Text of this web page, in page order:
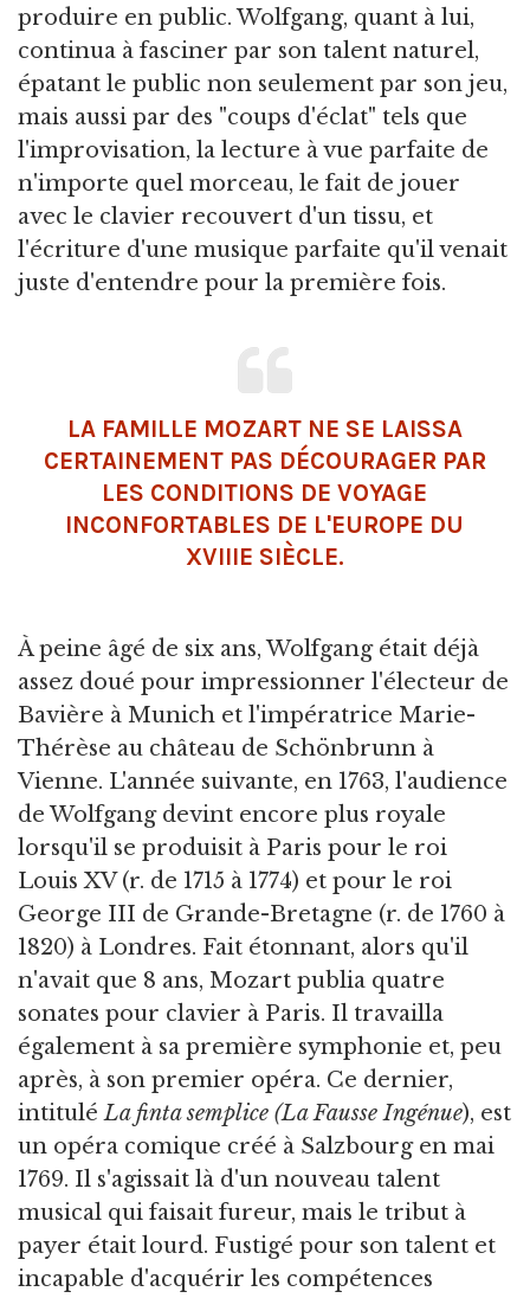
produire en public. Wolfgang, quant à lui,
continua à fasciner par son talent naturel,
épatant le public non seulement par son jeu,
mais aussi par des "coups d'éclat" tels que
l'improvisation, la lecture à vue parfaite de
n'importe quel morceau, le fait de jouer
avec le clavier recouvert d'un tissu, et
l'écriture d'une musique parfaite qu'il venait
juste d'entendre pour la première fois.
LA FAMILLE MOZART NE SE LAISSA
CERTAINEMENT PAS DÉCOURAGER PAR
LES CONDITIONS DE VOYAGE
INCONFORTABLES DE L'EUROPE DU
XVIIIE SIÈCLE.
À peine âgé de six ans, Wolfgang était déjà
assez doué pour impressionner l'électeur de
Bavière à Munich et l'impératrice Marie-
Thérèse au château de Schönbrunn à
Vienne. L'année suivante, en 1763, l'audience
de Wolfgang devint encore plus royale
lorsqu'il se produisit à Paris pour le roi
Louis XV (r. de 1715 à 1774) et pour le roi
George III de Grande-Bretagne (r. de 1760 à
1820) à Londres. Fait étonnant, alors qu'il
n'avait que 8 ans, Mozart publia quatre
sonates pour clavier à Paris. Il travailla
également à sa première symphonie et, peu
après, à son premier opéra. Ce dernier,
intituléLa finta semplice (La Fausse Ingénue), est
un opéra comique créé à Salzbourg en mai
1769. Il s'agissait là d'un nouveau talent
musical qui faisait fureur, mais le tribut à
payer était lourd. Fustigé pour son talent et
incapable d'acquérir les compétences